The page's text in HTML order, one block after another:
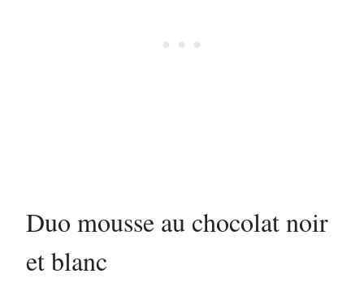
Duo mousse au chocolat noir
et blanc